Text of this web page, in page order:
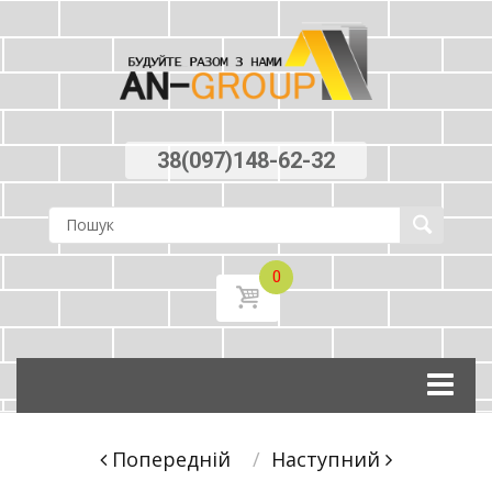
38(097)148-62-32
0
Skip
content
PostПопереднiй
Наступний